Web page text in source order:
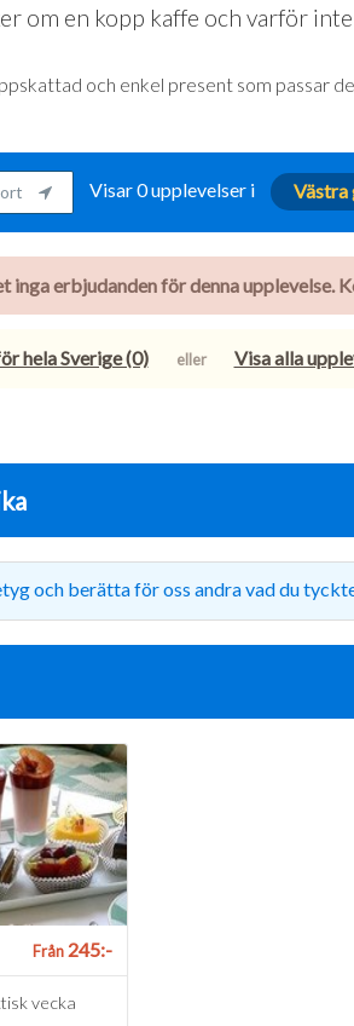
om en kopp kaffe och varför
och enkel present som passar
Visar 0 upplevelser i Västra
inga erbjudanden för denna upplevelse.
hela Sverige (0) eller Visa alla
och berätta för oss andra vad du
Från245:-
vecka